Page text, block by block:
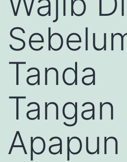
Tanda
Tangan
Apapun